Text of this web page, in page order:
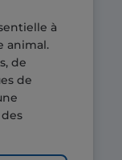
à
animal.
de
de